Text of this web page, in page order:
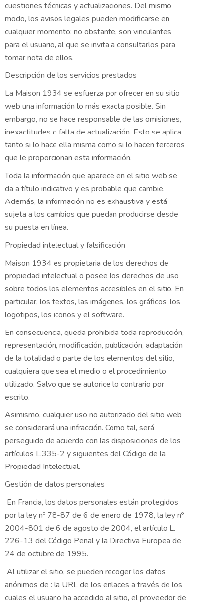
cuestiones técnicas y actualizaciones. Del mismo
modo, los avisos legales pueden modificarse en
cualquier momento: no obstante, son vinculantes
para el usuario, al que se invita a consultarlos para
tomar nota de ellos.
Descripción de los servicios prestados
La Maison 1934 se esfuerza por ofrecer en su sitio
web una información lo más exacta posible. Sin
embargo, no se hace responsable de las omisiones,
inexactitudes o falta de actualización. Esto se aplica
tanto si lo hace ella misma como si lo hacen terceros
que le proporcionan esta información.
Toda la información que aparece en el sitio web se
da a título indicativo y es probable que cambie.
Además, la información no es exhaustiva y está
sujeta a los cambios que puedan producirse desde
su puesta en línea.
Propiedad intelectual y falsificación
Maison 1934 es propietaria de los derechos de
propiedad intelectual o posee los derechos de uso
sobre todos los elementos accesibles en el sitio. En
particular, los textos, las imágenes, los gráficos, los
logotipos, los iconos y el software.
En consecuencia, queda prohibida toda reproducción,
representación, modificación, publicación, adaptación
de la totalidad o parte de los elementos del sitio,
cualquiera que sea el medio o el procedimiento
utilizado. Salvo que se autorice lo contrario por
escrito.
Asimismo, cualquier uso no autorizado del sitio web
se considerará una infracción. Como tal, será
perseguido de acuerdo con las disposiciones de los
artículos L.335-2 y siguientes del Código de la
Propiedad Intelectual.
Gestión de datos personales
En Francia, los datos personales están protegidos
por la ley nº 78-87 de 6 de enero de 1978, la ley nº
2004-801 de 6 de agosto de 2004, el artículo L.
226-13 del Código Penal y la Directiva Europea de
24 de octubre de 1995.
Al utilizar el sitio, se pueden recoger los datos
anónimos de : la URL de los enlaces a través de los
cuales el usuario ha accedido al sitio, el proveedor de